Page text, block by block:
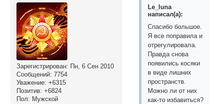
Зарегистрирован: Пн, 6 Сен 2010
Сообщений: 7754
Уважение: +6315
Позитив: +6824
Пол: Мужской
Le_luna
написал(а):
Спасибо большое.
Я все поправила и
отрегулировала.
Правда снова
появились косяки
в виде лишних
пространств.
Можно ли от них
как-то избавиться?